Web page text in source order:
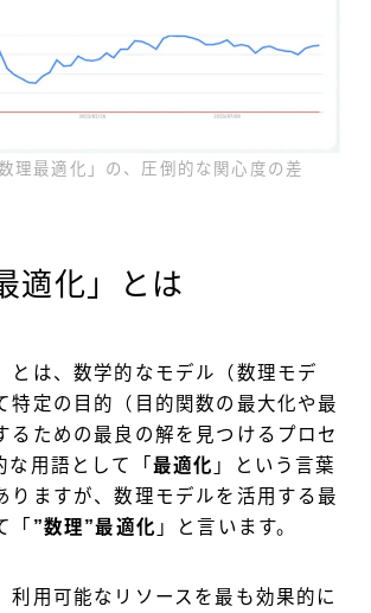
理最適化」の、圧倒的な関心度の差
適化」とは
とは、数学的なモデル（数理モデ
特定の目的（目的関数の最大化や最
るための最良の解を見つけるプロセ
な用語として「 最適化 」という言葉
りますが、数理モデルを活用する最
「 ”数理”最適化 」と言います。
利用可能なリソースを最も効果的に